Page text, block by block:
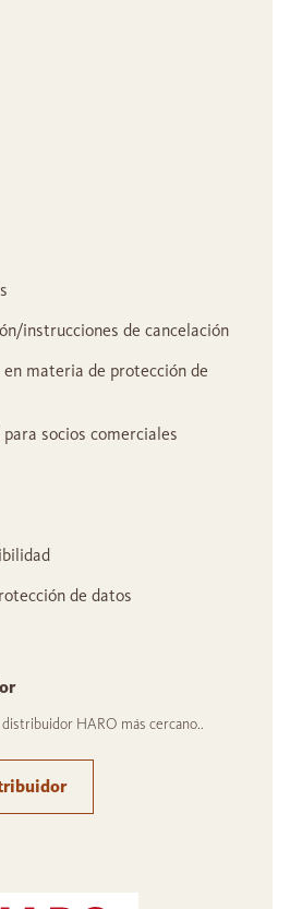
instrucciones de cancelación
materia de protección de
socios comerciales
de datos
HARO más cercano..